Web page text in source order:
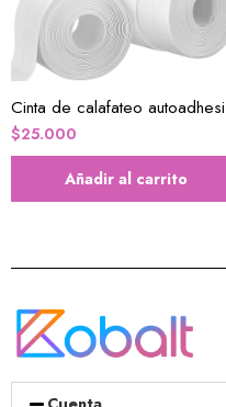
$25.000
Añadir al carrito